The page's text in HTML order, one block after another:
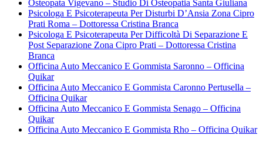
Osteopata Vigevano – Studio Di Osteopatia Santa Giuliana
Psicologa E Psicoterapeuta Per Disturbi D’Ansia Zona Cipro
Prati Roma – Dottoressa Cristina Branca
Psicologa E Psicoterapeuta Per Difficoltà Di Separazione E
Post Separazione Zona Cipro Prati – Dottoressa Cristina
Branca
Officina Auto Meccanico E Gommista Saronno – Officina
Quikar
Officina Auto Meccanico E Gommista Caronno Pertusella –
Officina Quikar
Officina Auto Meccanico E Gommista Senago – Officina
Quikar
Officina Auto Meccanico E Gommista Rho – Officina Quikar